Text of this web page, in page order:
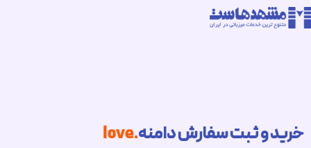
خرید و ثبت سفارش دامنه.love